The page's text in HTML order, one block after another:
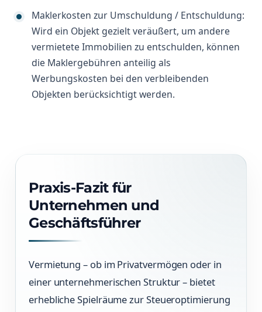
Maklerkosten zur Umschuldung / Entschuldung:
Wird ein Objekt gezielt veräußert, um andere
vermietete Immobilien zu entschulden, können
die Maklergebühren anteilig als
Werbungskosten bei den verbleibenden
Objekten berücksichtigt werden.
Praxis-Fazit für
Unternehmen und
Geschäftsführer
Vermietung – ob im Privatvermögen oder in
einer unternehmerischen Struktur – bietet
erhebliche Spielräume zur Steueroptimierung